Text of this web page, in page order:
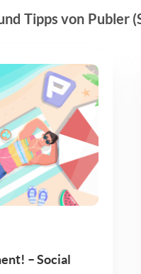
Tipps von Publer
– Social